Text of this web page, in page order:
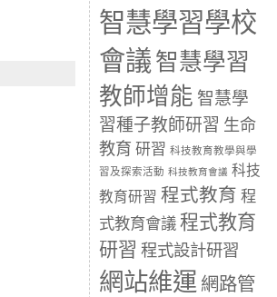
智慧學習學校
會議 智慧學習
教師增能 智慧學
習種子教師研習 生命
教育 研習 科技教育教學與學
習及探索活動 科技教育會議 科技
教育研習 程式教育 程
式教育會議 程式教育
研習 程式設計研習
網站維運 網路管